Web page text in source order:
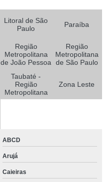
Litoral de São
Paulo
Paraíba
Região
Metropolitana
de João Pessoa
Região
Metropolitana
de São Paulo
Taubaté -
Região
Metropolitana
Zona Leste
ABCD
Arujá
Caieiras